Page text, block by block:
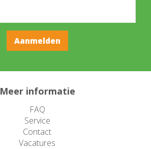
Meer informatie
FAQ
Service
Contact
Vacatures